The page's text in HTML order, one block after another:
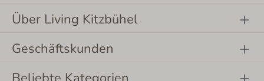
Über Living Kitzbühel
Geschäftskunden